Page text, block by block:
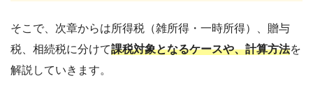
そこで、次章からは所得税（雑所得・一時所得）、贈与
税、相続税に分けて課税対象となるケースや、計算方法を
解説していきます。